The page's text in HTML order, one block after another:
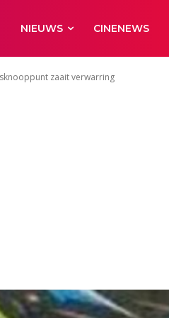
NIEUWS CINENEWS
zaait verwarring